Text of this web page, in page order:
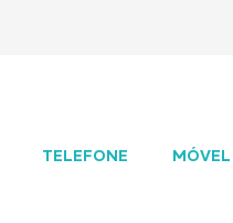
TELEFONE MÓVEL